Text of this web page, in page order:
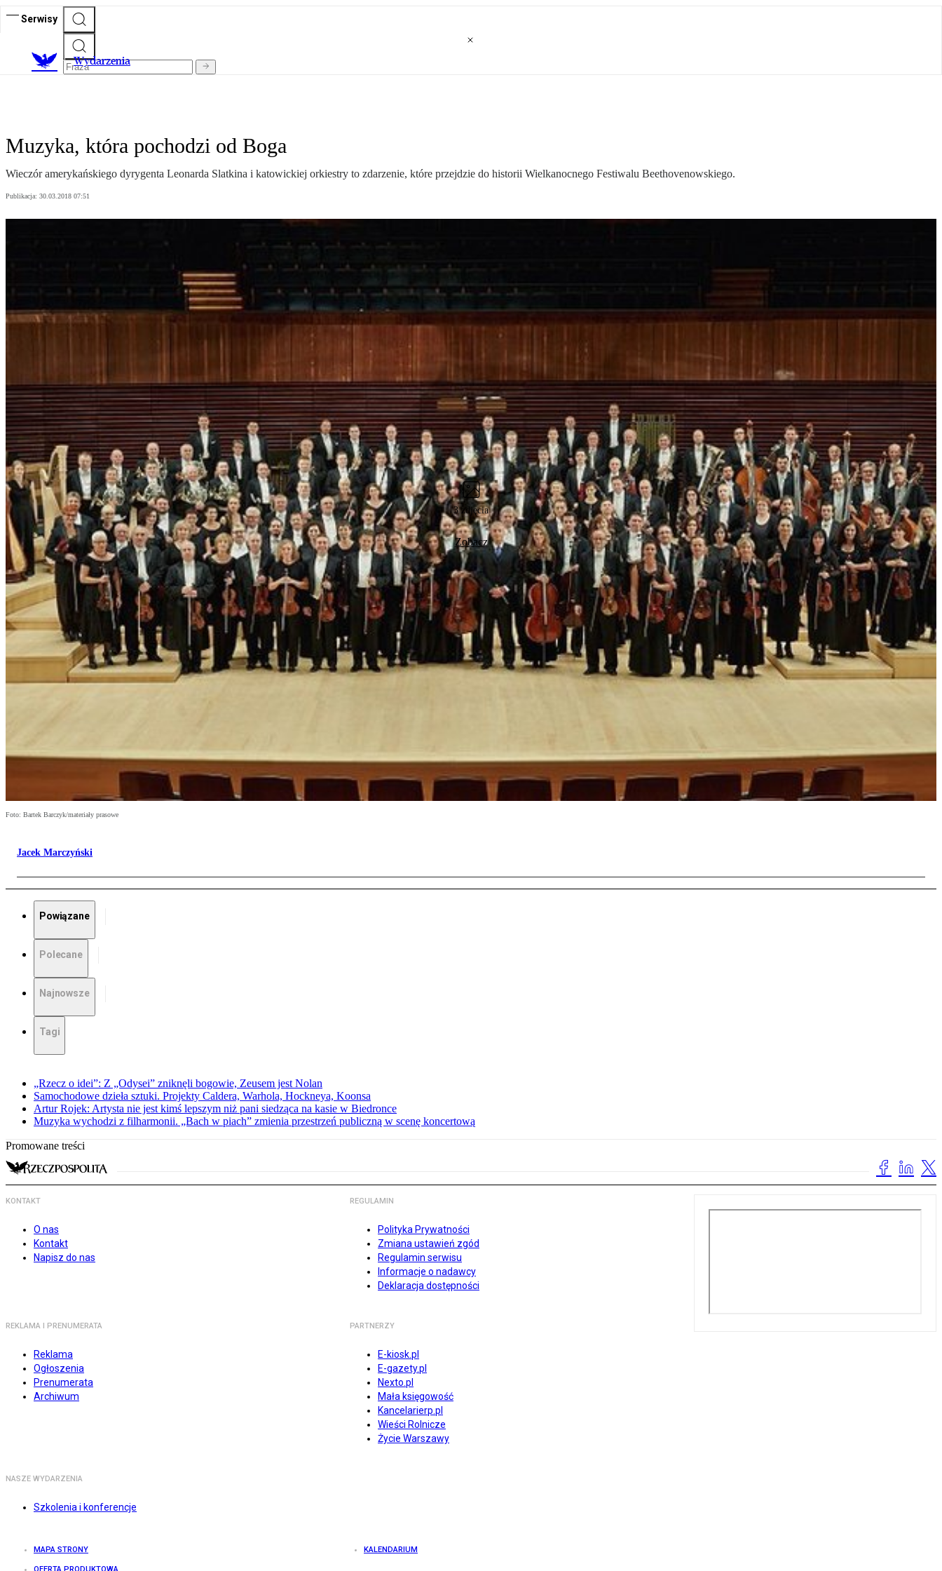
Serwisy
Wydarzenia
Muzyka, która pochodzi od Boga
Wieczór amerykańskiego dyrygenta Leonarda Slatkina i katowickiej orkiestry to zdarzenie, które przejdzie do historii Wielkanocnego Festiwalu Beethovenowskiego.
Publikacja: 30.03.2018 07:51
3 zdjęcia
Zobacz
Foto: Bartek Barczyk/materiały prasowe
Jacek Marczyński
Powiązane
Polecane
Najnowsze
Tagi
„Rzecz o idei”: Z „Odysei” zniknęli bogowie, Zeusem jest Nolan
Samochodowe dzieła sztuki. Projekty Caldera, Warhola, Hockneya, Koonsa
Artur Rojek: Artysta nie jest kimś lepszym niż pani siedząca na kasie w Biedronce
Muzyka wychodzi z filharmonii. „Bach w piach” zmienia przestrzeń publiczną w scenę koncertową
Promowane treści
KONTAKT
O nas
Kontakt
Napisz do nas
REGULAMIN
Polityka Prywatności
Zmiana ustawień zgód
Regulamin serwisu
Informacje o nadawcy
Deklaracja dostępności
REKLAMA I PRENUMERATA
Reklama
Ogłoszenia
Prenumerata
Archiwum
PARTNERZY
E-kiosk.pl
E-gazety.pl
Nexto.pl
Mała księgowość
Kancelarierp.pl
Wieści Rolnicze
Życie Warszawy
NASZE WYDARZENIA
Szkolenia i konferencje
MAPA STRONY KALENDARIUM